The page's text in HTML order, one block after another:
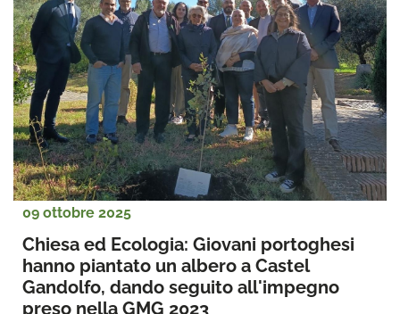
09 ottobre 2025
Chiesa ed Ecologia: Giovani portoghesi
hanno piantato un albero a Castel
Gandolfo, dando seguito all'impegno
preso nella GMG 2023